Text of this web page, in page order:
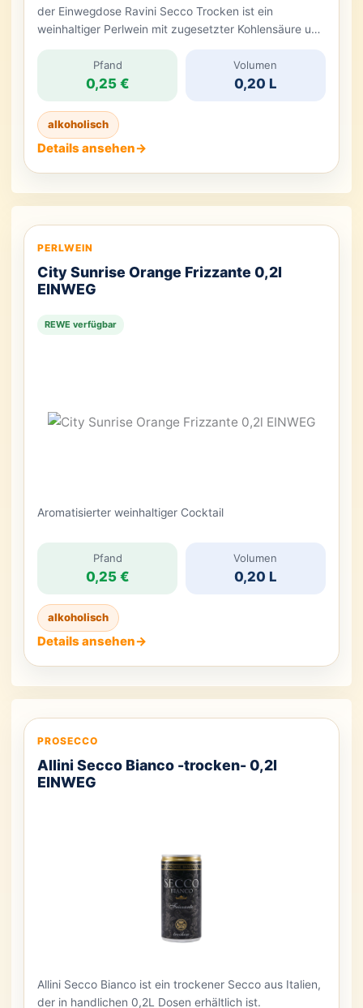
der Einwegdose Ravini Secco Trocken ist ein
weinhaltiger Perlwein mit zugesetzter Kohlensäure und
eignet sich ideal für alle, die einen leichten,
prickelnden Secco in praktischer Portionsgröße
als Begleiter für entspannte Momente: Ravini […]
Pfand
0,25 €
Volumen
0,20 L
alkoholisch
Details ansehen→
PERLWEIN
City Sunrise Orange Frizzante 0,2l
EINWEG
REWE verfügbar
Aromatisierter weinhaltiger Cocktail
Pfand
0,25 €
Volumen
0,20 L
alkoholisch
Details ansehen→
PROSECCO
Allini Secco Bianco -trocken- 0,2l
EINWEG
Allini Secco Bianco ist ein trockener Secco aus Italien,
der in handlichen 0,2L Dosen erhältlich ist.